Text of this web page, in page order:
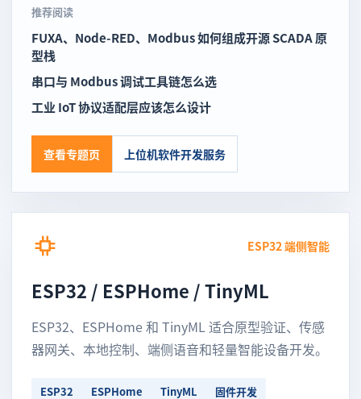
推荐阅读
FUXA、Node-RED、Modbus 如何组成开源 SCADA 原
型栈
串口与 Modbus 调试工具链怎么选
工业 IoT 协议适配层应该怎么设计
查看专题页 上位机软件开发服务
ESP32 端侧智能
ESP32 / ESPHome / TinyML
ESP32、ESPHome 和 TinyML 适合原型验证、传感
器网关、本地控制、端侧语音和轻量智能设备开发。
ESP32 ESPHome TinyML 固件开发